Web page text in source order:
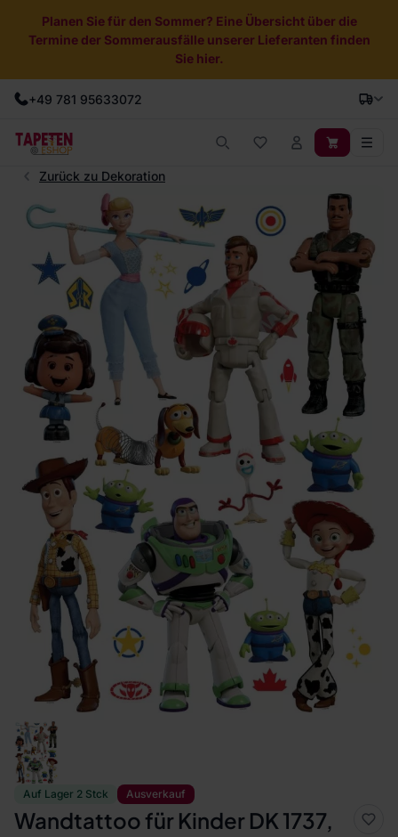
Planen Sie für den Sommer? Eine Übersicht über die
Termine der Sommerausfälle unserer Lieferanten finden
Sie hier.
+49 781 95633072
Zurück zu Dekoration
Auf Lager 2 Stck Ausverkauf
Wandtattoo für Kinder DK 1737,